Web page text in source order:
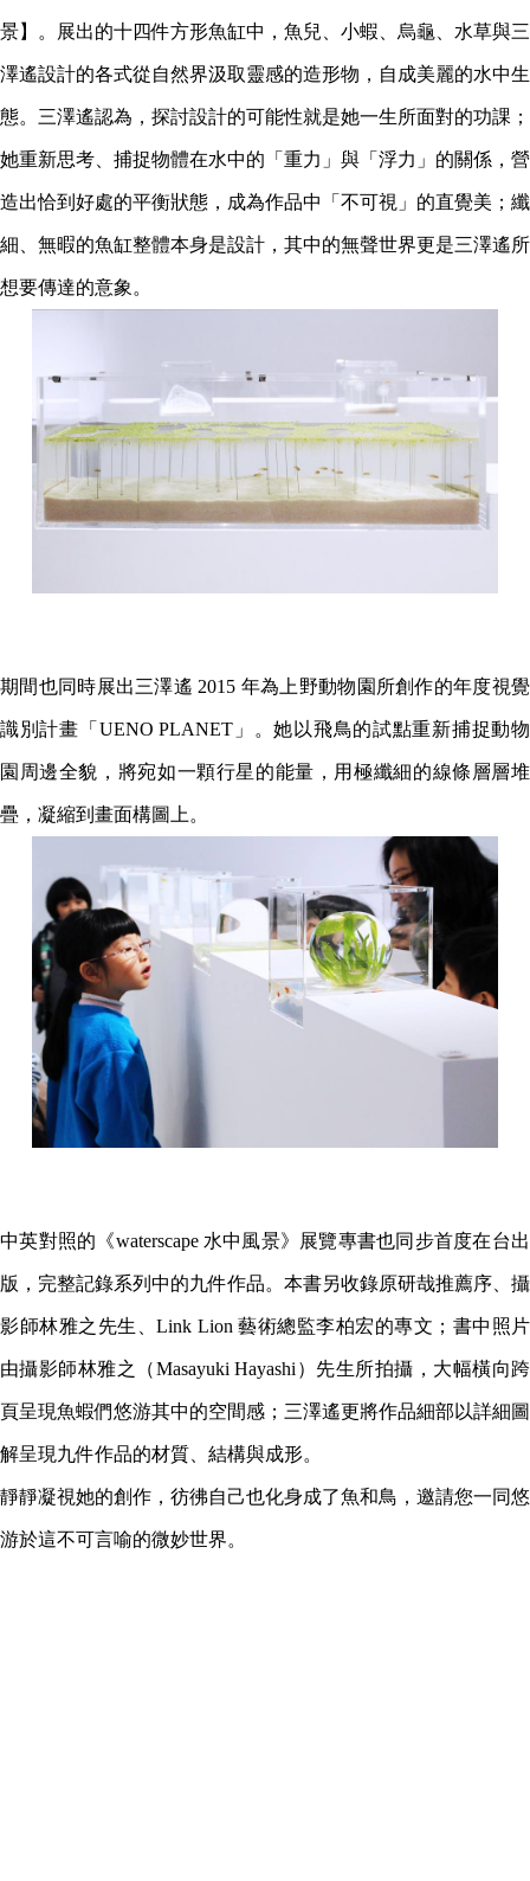
景】。展出的十四件方形魚缸中，魚兒、小蝦、烏龜、水草與三
澤遙設計的各式從自然界汲取靈感的造形物，自成美麗的水中生
態。三澤遙認為，探討設計的可能性就是她一生所面對的功課；
她重新思考、捕捉物體在水中的「重力」與「浮力」的關係，營
造出恰到好處的平衡狀態，成為作品中「不可視」的直覺美；纖
細、無暇的魚缸整體本身是設計，其中的無聲世界更是三澤遙所
想要傳達的意象。
期間也同時展出三澤遙 2015 年為上野動物園所創作的年度視覺
識別計畫「UENO PLANET」。她以飛鳥的試點重新捕捉動物
園周邊全貌，將宛如一顆行星的能量，用極纖細的線條層層堆
疊，凝縮到畫面構圖上。
中英對照的《waterscape 水中風景》展覽專書也同步首度在台出
版，完整記錄系列中的九件作品。本書另收錄原研哉推薦序、攝
影師林雅之先生、Link Lion 藝術總監李柏宏的專文；書中照片
由攝影師林雅之（Masayuki Hayashi）先生所拍攝，大幅橫向跨
頁呈現魚蝦們悠游其中的空間感；三澤遙更將作品細部以詳細圖
解呈現九件作品的材質、結構與成形。
靜靜凝視她的創作，彷彿自己也化身成了魚和鳥，邀請您一同悠
游於這不可言喻的微妙世界。